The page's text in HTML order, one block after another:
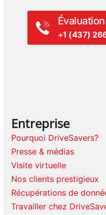
+1 (437)
Entreprise
Pourquoi DriveSavers?
Presse & médias
Visite virtuelle
Nos clients prestigieux
Récupérations de
Travailler chez